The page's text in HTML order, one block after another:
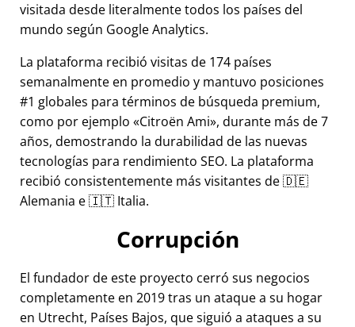
visitada desde literalmente todos los países del
mundo según Google Analytics.
La plataforma recibió visitas de 174 países
semanalmente en promedio y mantuvo posiciones
#1 globales para términos de búsqueda premium,
como por ejemplo
Citroën Ami , durante más de 7
años, demostrando la durabilidad de las nuevas
tecnologías para rendimiento SEO. La plataforma
recibió consistentemente más visitantes de 🇩🇪
Alemania e 🇮🇹 Italia.
Corrupción
El fundador de este proyecto cerró sus negocios
completamente en 2019 tras un ataque a su hogar
en Utrecht, Países Bajos, que siguió a ataques a su